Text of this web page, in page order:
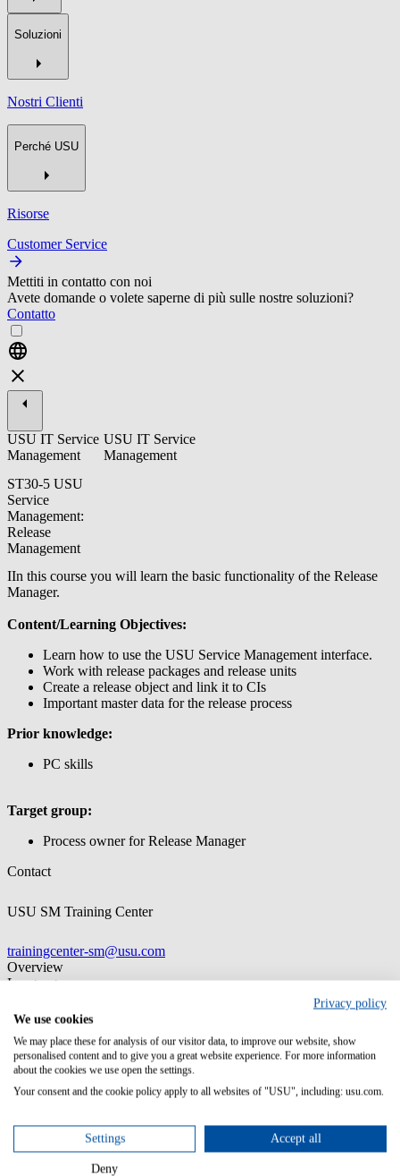
Soluzioni
Nostri Clienti
Perché USU
Risorse
Customer Service
Mettiti in contatto con noi
Avete domande o volete saperne di più sulle nostre soluzioni?
Contatto
USU IT Service
Management
ST30-5 USU
Service
Management:
Release
Management
USU IT Service
Management
IIn this course you will learn the basic functionality of the Release
Manager.
Content/Learning Objectives:
Learn how to use the USU Service Management interface.
Work with release packages and release units
Create a release object and link it to CIs
Important master data for the release process
Prior knowledge:
PC skills
Target group:
Process owner for Release Manager
Contact
USU SM Training Center
trainingcenter-sm@usu.com
Overview
Language
Germany (Headquarter)
Spitalhof
71696 Möglingen
+49 7141 4867-0
Privacy policy
We use cookies
We may place these for analysis of our visitor data, to improve our website, show
personalised content and to give you a great website experience. For more information
about the cookies we use open the settings.
Your consent and the cookie policy apply to all websites of "USU", including: usu.com.
Settings Accept all
Deny